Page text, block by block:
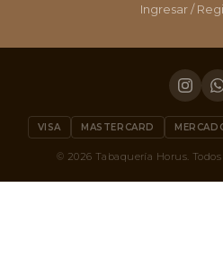
Ingresar /
VISA MASTERCARD
© 2026 Tabaquería Horus.